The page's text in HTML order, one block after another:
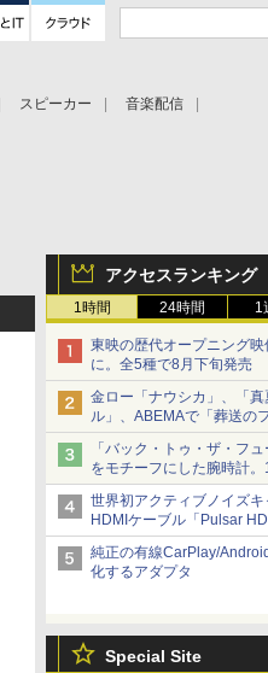
スピーカー
音楽配信
アクセスランキング
1時間 24時間 1
東映の歴代オープニング映
に。全5種で8月下旬発売
金ロー「ナウシカ」、「真
ル」、ABEMAで「葬送の
など。夏の特番・配信情報
「バック・トゥ・ザ・フ
をモチーフにした腕時計
世界初アクティブノイズ
HDMIケーブル「Pulsar
から
純正の有線CarPlay/
化するアダプタ
Special Site